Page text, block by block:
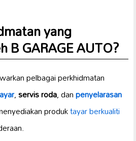
yang
B GARAGE AUTO?
pelbagai perkhidmatan
,servis roda, danpenyelarasan
produktayar berkualiti